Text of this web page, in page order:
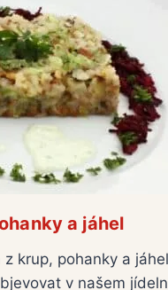
a jáhel
krup, pohanky a
v našem